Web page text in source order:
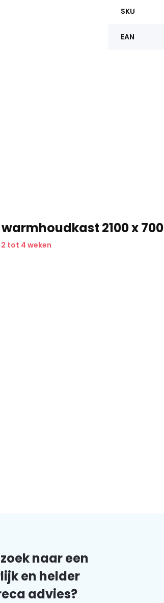
SKU
EAN
2100 x
tot 4 weken
naar een
en helder
advies?